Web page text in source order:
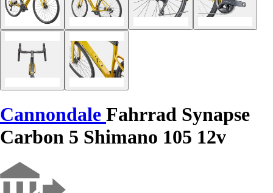
Cannondale Fahrrad Synapse
Carbon 5 Shimano 105 12v